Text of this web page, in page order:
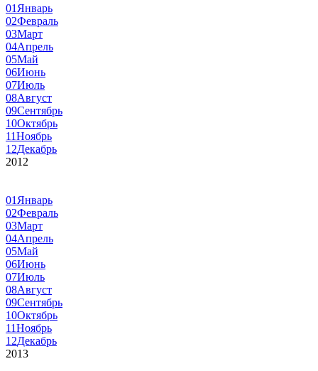
01 Январь
02Февраль
03Март
04Апрель
05Май
06Июнь
07Июль
08Август
09Сентябрь
10Октябрь
11Ноябрь
12Декабрь
2012
01 Январь
02Февраль
03Март
04Апрель
05Май
06Июнь
07Июль
08Август
09Сентябрь
10Октябрь
11Ноябрь
12Декабрь
2013